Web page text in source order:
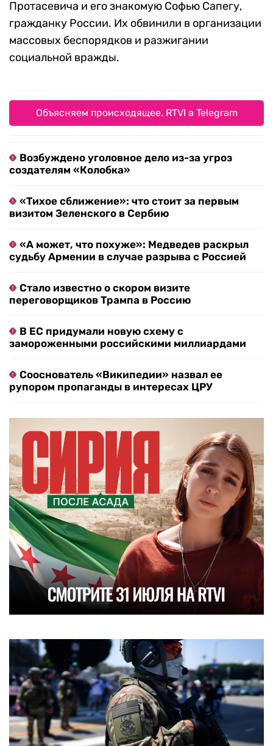
Протасевича и его знакомую Софью Сапегу,
гражданку России. Их обвинили в организации
массовых беспорядков и разжигании
социальной вражды.
Объясняем происходящее. RTVI в Telegram
Возбуждено уголовное дело из-за угроз
создателям «Колобка»
«Тихое сближение»: что стоит за первым
визитом Зеленского в Сербию
«А может, что похуже»: Медведев раскрыл
судьбу Армении в случае разрыва с Россией
Стало известно о скором визите
переговорщиков Трампа в Россию
В ЕС придумали новую схему с
замороженными российскими миллиардами
Сооснователь «Википедии» назвал ее
рупором пропаганды в интересах ЦРУ